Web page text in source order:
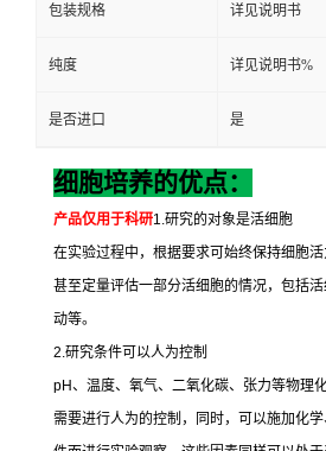
包装规格 详见说明书
纯度 详见说明书%
是否进口 是
细胞培养的优点：
产品仅用于科研1.研究的对象是活细胞
在实验过程中，根据要求可始终保持细胞
甚至定量评估一部分活细胞的情况，包括
动等。
2.研究条件可以人为控制
pH、温度、氧气、二氧化碳、张力等物理
需要进行人为的控制，同时，可以施加化